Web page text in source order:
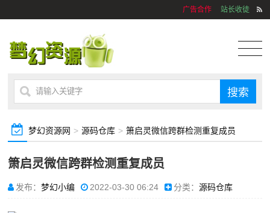
广告合作 站长收徒
梦幻资源网 > 源码仓库 > 箫启灵微信跨群检测重复成员
箫启灵微信跨群检测重复成员
发布：梦幻小编 2022-03-30 06:24 分类：源码仓库